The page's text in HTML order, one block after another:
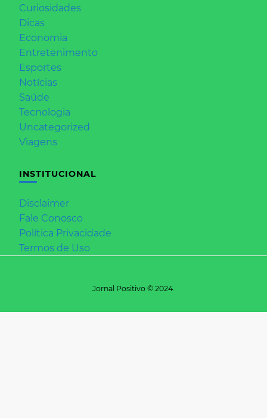
Curiosidades
Dicas
Economia
Entretenimento
Esportes
Notícias
Saúde
Tecnologia
Uncategorized
Viagens
INSTITUCIONAL
Disclaimer
Fale Conosco
Política Privacidade
Termos de Uso
Jornal Positivo © 2024.